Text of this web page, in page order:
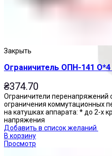
Закрыть
Ограничитель ОПН-141 О*4
₴374.70
Ограничители
ограничения коммутационных
на катушках аппарата: * до 2-х
напряжения
Добавить в список желаний
В корзину
Просмотр